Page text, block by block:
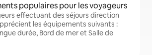
populaires pour les voyageurs
effectuant des séjours direction
les équipements suivants :
durée, Bord de mer et Salle de